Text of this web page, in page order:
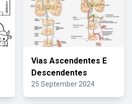
Vias Ascendentes E
Descendentes
25 September 2024